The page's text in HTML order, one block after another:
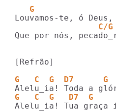
G
C/
Que por nós,
[Refrão]
G   C  G  D7
G   C  G   D7  G
Alelu_ia! Tua graça